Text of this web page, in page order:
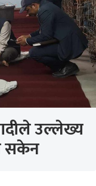
उल्लेख्य
सकेन